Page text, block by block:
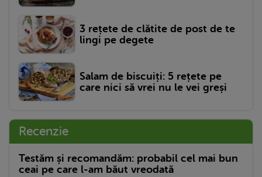
3 rețete de clătite de post de te
lingi pe degete
Salam de biscuiți: 5 rețete pe
care nici să vrei nu le vei greși
Recenzie
Testăm și recomandăm: probabil cel mai bun
ceai pe care l-am băut vreodată